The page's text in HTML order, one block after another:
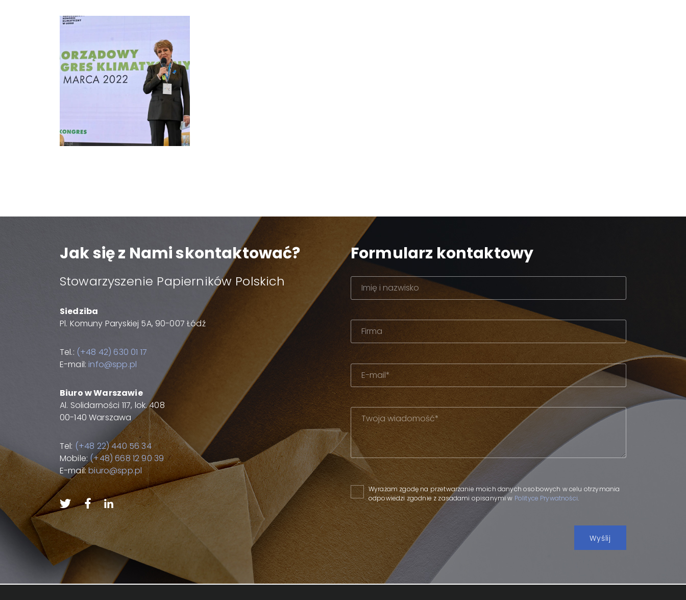
Jak się z Nami skontaktować?
Stowarzyszenie Papierników Polskich
Siedziba
Pl. Komuny Paryskiej 5A, 90-007 Łódź
Tel.: (+48 42) 630 01 17
E-mail: info@spp.pl
Biuro w Warszawie
Al. Solidarności 117, lok. 408
00-140 Warszawa
Tel: (+48 22) 440 56 34
Mobile: (+48) 668 12 90 39
E-mail:biuro@spp.pl
Formularz kontaktowy
Please leave this field empty.
Wyrażam zgodę na przetwarzanie moich danych osobowych w celu otrzymania
odpowiedzi zgodnie z zasadami opisanymi w Polityce Prywatności.